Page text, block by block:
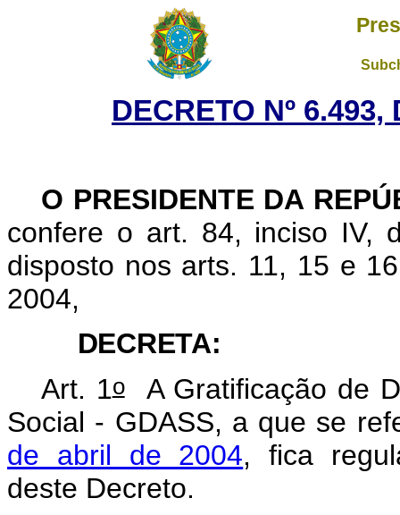
DECRETO Nº
O PRESIDENTE DA
confere o art. 84, inciso IV,
disposto nos arts. 11, 15 e
2004,
DECRETA:
Art. 1oA Gratificação de
Social - GDASS, a que se
de abril de 2004, fica
deste Decreto.